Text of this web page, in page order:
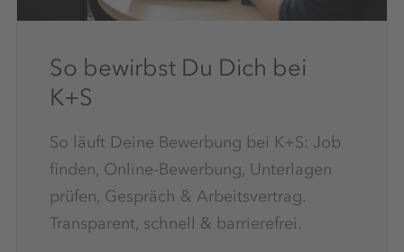
So bewirbst Du Dich bei
K+S
So läuft Deine Bewerbung bei K+S: Job
finden, Online-Bewerbung, Unterlagen
prüfen, Gespräch & Arbeitsvertrag.
Transparent, schnell & barrierefrei.